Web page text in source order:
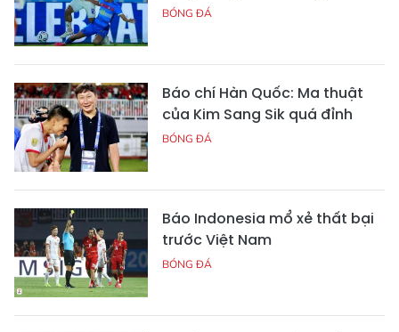
BÓNG ĐÁ
Báo chí Hàn Quốc: Ma thuật
của Kim Sang Sik quá đỉnh
BÓNG ĐÁ
Báo Indonesia mổ xẻ thất bại
trước Việt Nam
BÓNG ĐÁ